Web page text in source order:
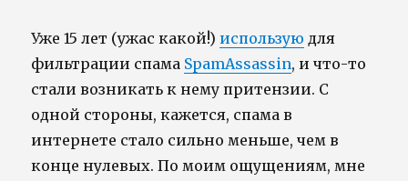
Уже 15 лет (ужас какой!)использую для
фильтрации спама SpamAssassin, и что-то
стали возникать к нему притензии. С
одной стороны, кажется, спама в
интернете стало сильно меньше, чем в
конце нулевых. По моим ощущениям, мне